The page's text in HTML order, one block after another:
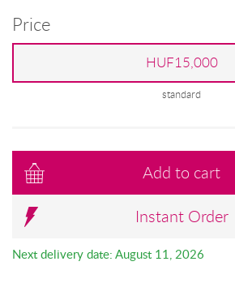
Price
HUF15,000
standard
Add to cart
Instant Order
Next delivery date: August 11, 2026